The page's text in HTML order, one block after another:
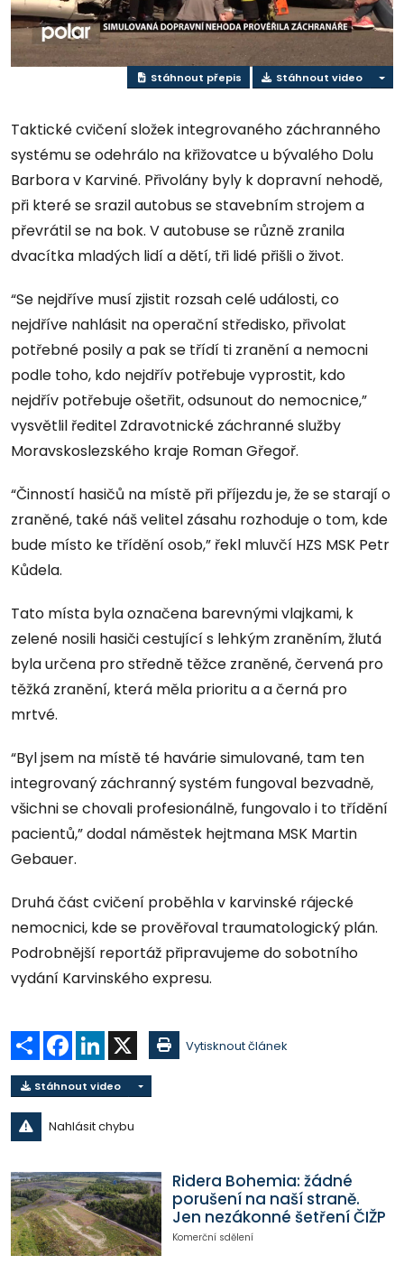
video
Stáhnout přepis Stáhnout video
Taktické cvičení složek integrovaného záchranného
systému se odehrálo na křižovatce u bývalého Dolu
Barbora v Karviné. Přivolány byly k dopravní nehodě,
při které se srazil autobus se stavebním strojem a
převrátil se na bok. V autobuse se různě zranila
dvacítka mladých lidí a dětí, tři lidé přišli o život.
“Se nejdříve musí zjistit rozsah celé události, co
nejdříve nahlásit na operační středisko, přivolat
potřebné posily a pak se třídí ti zranění a nemocni
podle toho, kdo nejdřív potřebuje vyprostit, kdo
nejdřív potřebuje ošetřit, odsunout do nemocnice,”
vysvětlil ředitel Zdravotnické záchranné služby
Moravskoslezského kraje Roman Gřegoř.
“Činností hasičů na místě při příjezdu je, že se starají o
zraněné, také náš velitel zásahu rozhoduje o tom, kde
bude místo ke třídění osob,” řekl mluvčí HZS MSK Petr
Kůdela.
Tato místa byla označena barevnými vlajkami, k
zelené nosili hasiči cestující s lehkým zraněním, žlutá
byla určena pro středně těžce zraněné, červená pro
těžká zranění, která měla prioritu a a černá pro
mrtvé.
“Byl jsem na místě té havárie simulované, tam ten
integrovaný záchranný systém fungoval bezvadně,
všichni se chovali profesionálně, fungovalo i to třídění
pacientů,” dodal náměstek hejtmana MSK Martin
Gebauer.
Druhá část cvičení proběhla v karvinské rájecké
nemocnici, kde se prověřoval traumatologický plán.
Podrobnější reportáž připravujeme do sobotního
vydání Karvinského expresu.
Sdílet Facebook
LinkedIn Vytisknout článek
Stáhnout video
Nahlásit chybu
Ridera Bohemia: žádné
porušení na naší straně.
Jen nezákonné šetření ČIŽP
Komerční sdělení